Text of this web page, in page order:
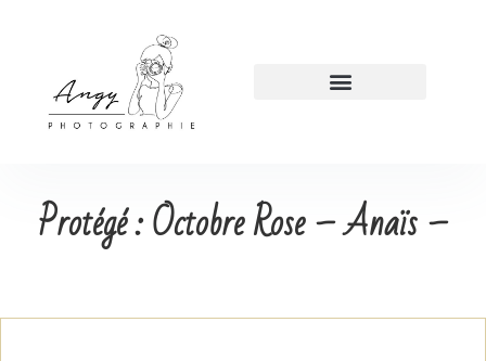
Protégé : Octobre Rose – Anaïs –